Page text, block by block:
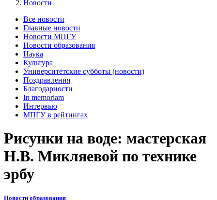
Новости
Все новости
Главные новости
Новости МПГУ
Новости образования
Наука
Культура
Университетские субботы (новости)
Поздравления
Благодарности
In memoriam
Интервью
МПГУ в рейтингах
Рисунки на воде: мастерская
Н.В. Микляевой по технике
эрбу
Новости образования